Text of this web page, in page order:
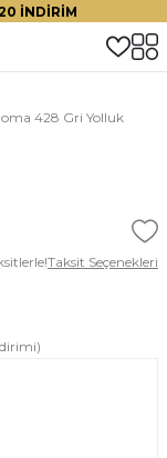
İNDİRİM
428 Gri Yolluk
Taksit Seçenekleri